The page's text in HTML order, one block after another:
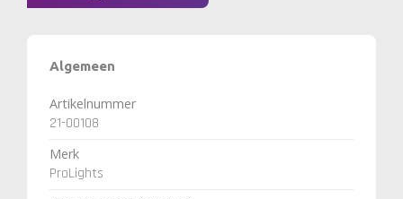
Algemeen
Artikelnummer
21-00108
Merk
ProLights